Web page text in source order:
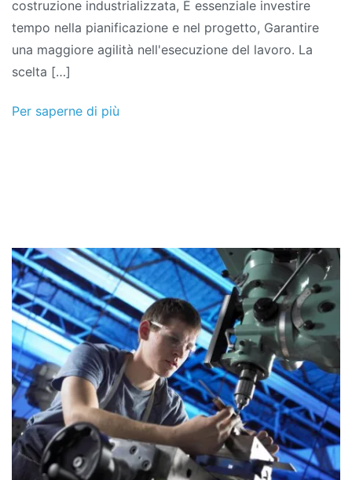
Serie:
Tabella
campate
costruzione industrializzata, È essenziale investire
tempo nella pianificazione e nel progetto, Garantire
una maggiore agilità nell'esecuzione del lavoro. La
scelta […]
Per saperne di più